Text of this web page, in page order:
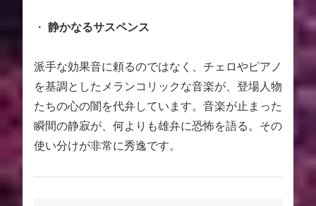
・ 静かなるサスペンス
派手な効果音に頼るのではなく、チェロやピアノ
を基調としたメランコリックな音楽が、登場人物
たちの心の闇を代弁しています。音楽が止まった
瞬間の静寂が、何よりも雄弁に恐怖を語る。その
使い分けが非常に秀逸です。